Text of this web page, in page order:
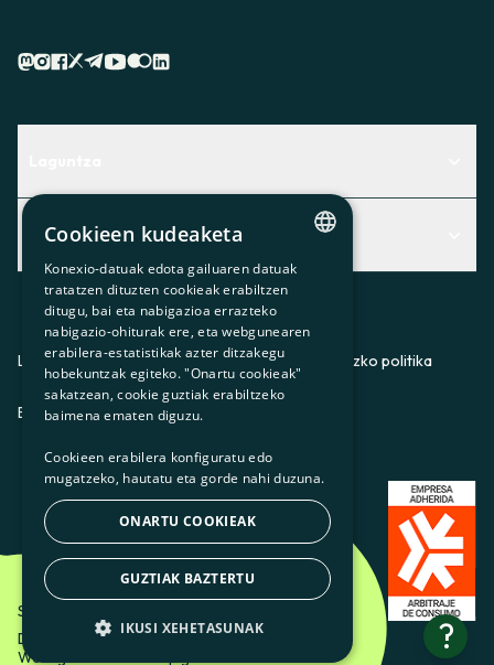
Centro de Ayuda
Aurkitu zerbitzurik egokiena zuretzat
Contacto
Albisteak
Albisteak
Bazkideen txokoa
Prentsa
Gurekin lan egin
Lege-oharraPribatutasun-politikaCookieei buruzko politika
ES CAGLEU
Som Energia SCCL - 2026
Diseinatzailea: Etéreo Design.
Web-garatzailea: Utopig Studio
?
CATALAN
SPANISH
GL
BASQUE
Cookieen kudeaketa
Konexio-datuak edota gailuaren datuak
tratatzen dituzten cookieak erabiltzen
ditugu, bai eta nabigazioa errazteko
nabigazio-ohiturak ere, eta webgunearen
erabilera-estatistikak azter ditzakegu
hobekuntzak egiteko. "Onartu cookieak"
sakatzean, cookie guztiak erabiltzeko
baimena ematen diguzu.
Cookieen erabilera konfiguratu edo
mugatzeko, hautatu eta gorde nahi duzuna.
ONARTU COOKIEAK
GUZTIAK BAZTERTU
IKUSI XEHETASUNAK